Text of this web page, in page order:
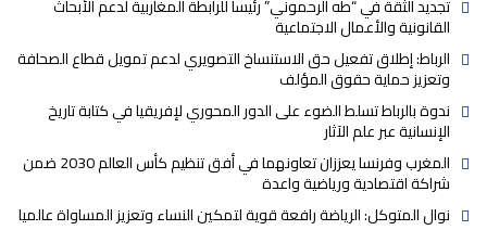
تجديد الثقة في “طه الرحموني” رئيسا للرابطة المغاربية لدعم الأبحاث
القانونية والأعمال الاجتماعية
الرباط: إطلاق تفعيل حق الاستنساخ التصويري لدعم تمويل قطاع الصحافة
وتعزيز حماية حقوق المؤلف
ندوة بالرباط تسلط الضوء على الدور المحوري لإفريقيا في كتابة تاريخ
الإنسانية عبر علم الآثار
المغرب وفرنسا يعززان تعاونهما في أفق تنظيم كأس العالم 2030 ضمن
شراكة اقتصادية ورياضية واعدة
نوال المتوكل: الرياضة رافعة قوية لتمكين النساء وتعزيز المساواة عالميا